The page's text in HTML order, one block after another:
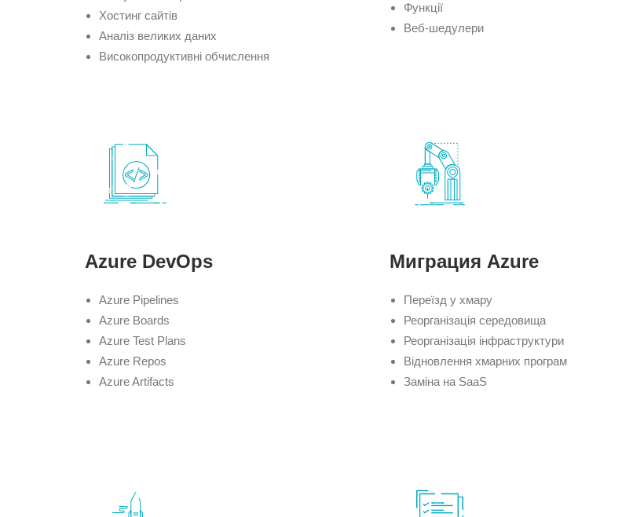
Хостинг сайтів
Аналіз великих даних
Високопродуктивні обчислення
Функції
Веб-шедулери
Azure DevOps
Azure Pipelines
Azure Boards
Azure Test Plans
Azure Repos
Azure Artifacts
Миграция Azure
Переїзд у хмару
Реорганізація середовища
Реорганізація інфраструктури
Відновлення хмарних програм
Заміна на SaaS